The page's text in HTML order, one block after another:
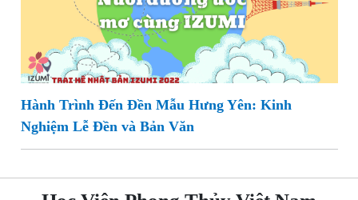
Hành Trình Đến Đền Mẫu Hưng Yên: Kinh
Nghiệm Lễ Đền và Bản Văn